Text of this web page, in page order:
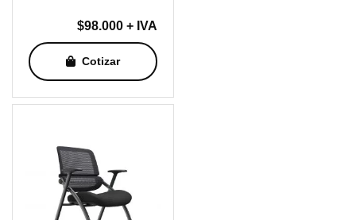
$98.000 + IVA
Cotizar